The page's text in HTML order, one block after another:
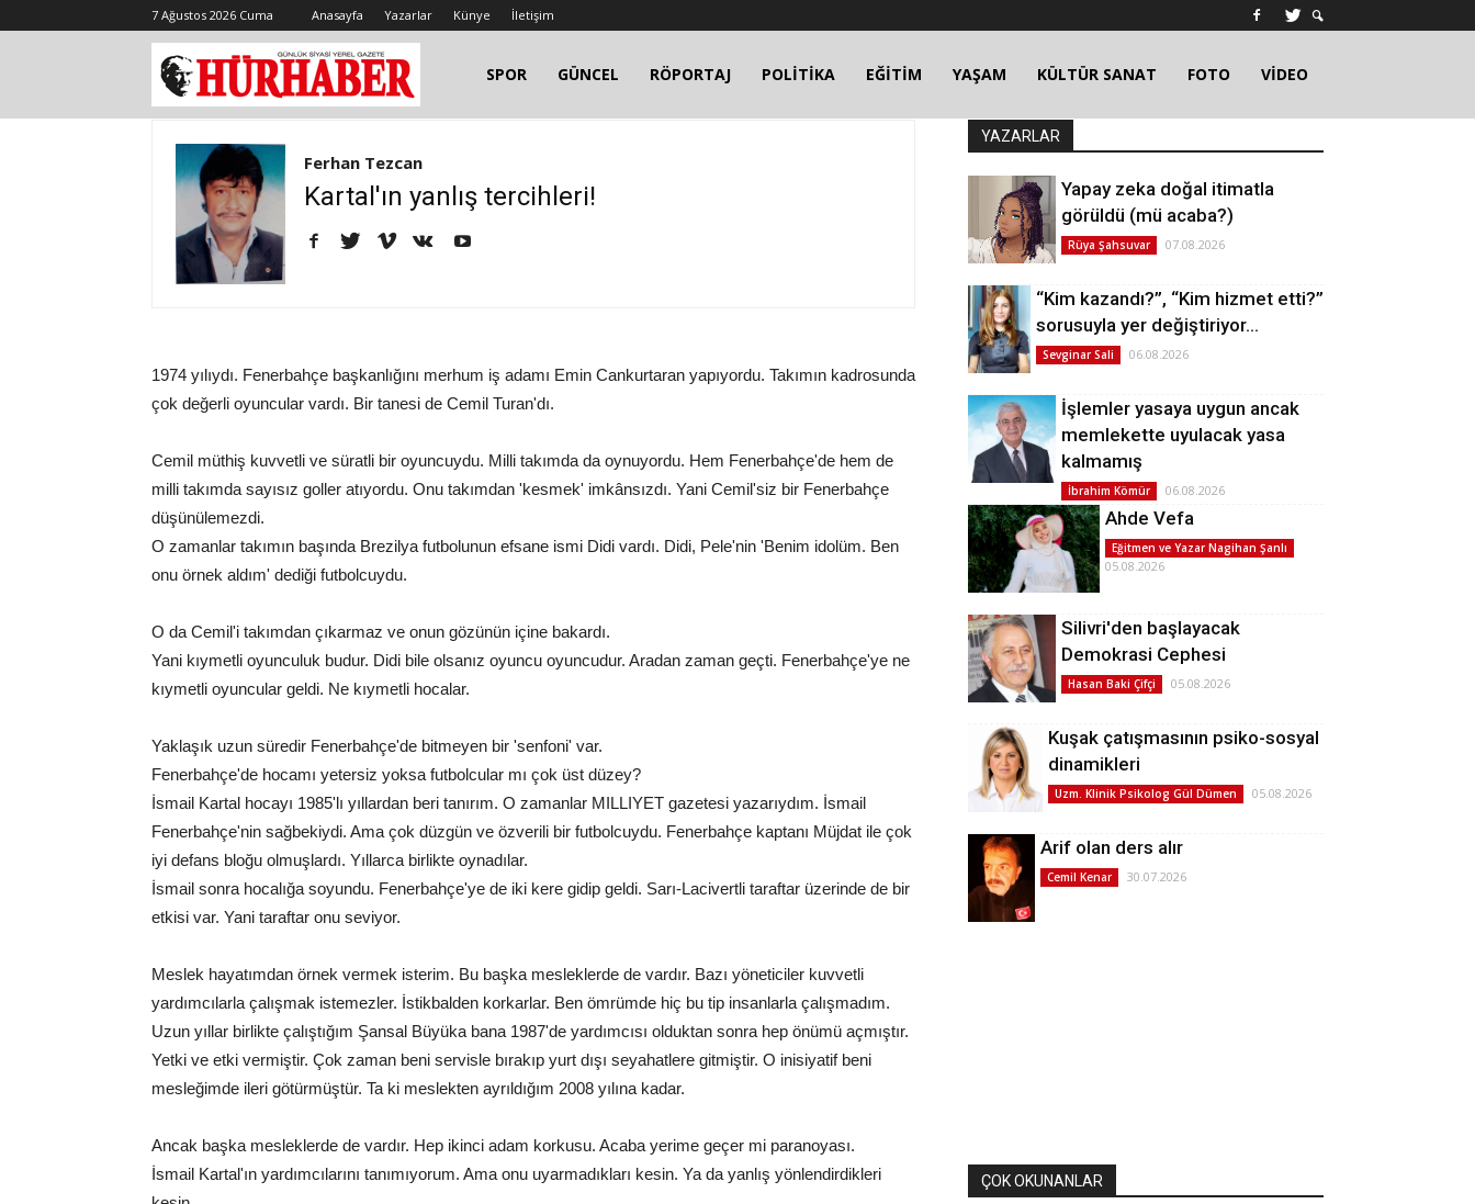
7 Ağustos 2026 Cuma Anasayfa Yazarlar Künye İletişim
SPOR GÜNCEL RÖPORTAJ POLİTİKA EĞİTİM YAŞAM KÜLTÜR SANAT FOTO VİDEO
Ferhan Tezcan
Kartal'ın yanlış tercihleri!
1974 yılıydı. Fenerbahçe başkanlığını merhum iş adamı Emin Cankurtaran yapıyordu. Takımın kadrosunda
çok değerli oyuncular vardı. Bir tanesi de Cemil Turan'dı.
Cemil müthiş kuvvetli ve süratli bir oyuncuydu. Milli takımda da oynuyordu. Hem Fenerbahçe'de hem de
milli takımda sayısız goller atıyordu. Onu takımdan 'kesmek' imkânsızdı. Yani Cemil'siz bir Fenerbahçe
düşünülemezdi.
O zamanlar takımın başında Brezilya futbolunun efsane ismi Didi vardı. Didi, Pele'nin 'Benim idolüm. Ben
onu örnek aldım' dediği futbolcuydu.
O da Cemil'i takımdan çıkarmaz ve onun gözünün içine bakardı.
Yani kıymetli oyunculuk budur. Didi bile olsanız oyuncu oyuncudur. Aradan zaman geçti. Fenerbahçe'ye ne
kıymetli oyuncular geldi. Ne kıymetli hocalar.
Yaklaşık uzun süredir Fenerbahçe'de bitmeyen bir 'senfoni' var.
Fenerbahçe'de hocamı yetersiz yoksa futbolcular mı çok üst düzey?
İsmail Kartal hocayı 1985'lı yıllardan beri tanırım. O zamanlar MILLIYET gazetesi yazarıydım. İsmail
Fenerbahçe'nin sağbekiydi. Ama çok düzgün ve özverili bir futbolcuydu. Fenerbahçe kaptanı Müjdat ile çok
iyi defans bloğu olmuşlardı. Yıllarca birlikte oynadılar.
İsmail sonra hocalığa soyundu. Fenerbahçe'ye de iki kere gidip geldi. Sarı-Lacivertli taraftar üzerinde de bir
etkisi var. Yani taraftar onu seviyor.
Meslek hayatımdan örnek vermek isterim. Bu başka mesleklerde de vardır. Bazı yöneticiler kuvvetli
yardımcılarla çalışmak istemezler. İstikbalden korkarlar. Ben ömrümde hiç bu tip insanlarla çalışmadım.
Uzun yıllar birlikte çalıştığım Şansal Büyüka bana 1987'de yardımcısı olduktan sonra hep önümü açmıştır.
Yetki ve etki vermiştir. Çok zaman beni servisle bırakıp yurt dışı seyahatlere gitmiştir. O inisiyatif beni
mesleğimde ileri götürmüştür. Ta ki meslekten ayrıldığım 2008 yılına kadar.
Ancak başka mesleklerde de vardır. Hep ikinci adam korkusu. Acaba yerime geçer mi paranoyası.
İsmail Kartal'ın yardımcılarını tanımıyorum. Ama onu uyarmadıkları kesin. Ya da yanlış yönlendirdikleri
YAZARLAR
Yapay zeka doğal itimatla
görüldü (mü acaba?)
Rüya Şahsuvar 07.08.2026
“Kim kazandı?”, “Kim hizmet etti?”
sorusuyla yer değiştiriyor…
Sevginar Sali 06.08.2026
İşlemler yasaya uygun ancak
memlekette uyulacak yasa
kalmamış
İbrahim Kömür 06.08.2026
Ahde Vefa
Eğitmen ve Yazar Nagihan Şanlı
05.08.2026
Silivri'den başlayacak
Demokrasi Cephesi
Hasan Baki Çifçi 05.08.2026
Kuşak çatışmasının psiko-sosyal
dinamikleri
Uzm. Klinik Psikolog Gül Dümen 05.08.2026
Arif olan ders alır
Cemil Kenar 30.07.2026
ÇOK OKUNANLAR